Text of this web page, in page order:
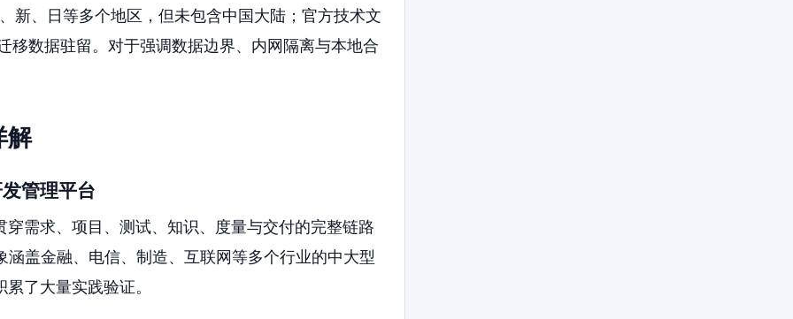
新、日等多个地区，但未包含中国大陆；官方技术文
数据驻留。对于强调数据边界、内网隔离与本地合
解
管理平台
需求、项目、测试、知识、度量与交付的完整链路
盖金融、电信、制造、互联网等多个行业的中大型
了大量实践验证。